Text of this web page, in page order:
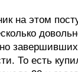
на этом
То есть